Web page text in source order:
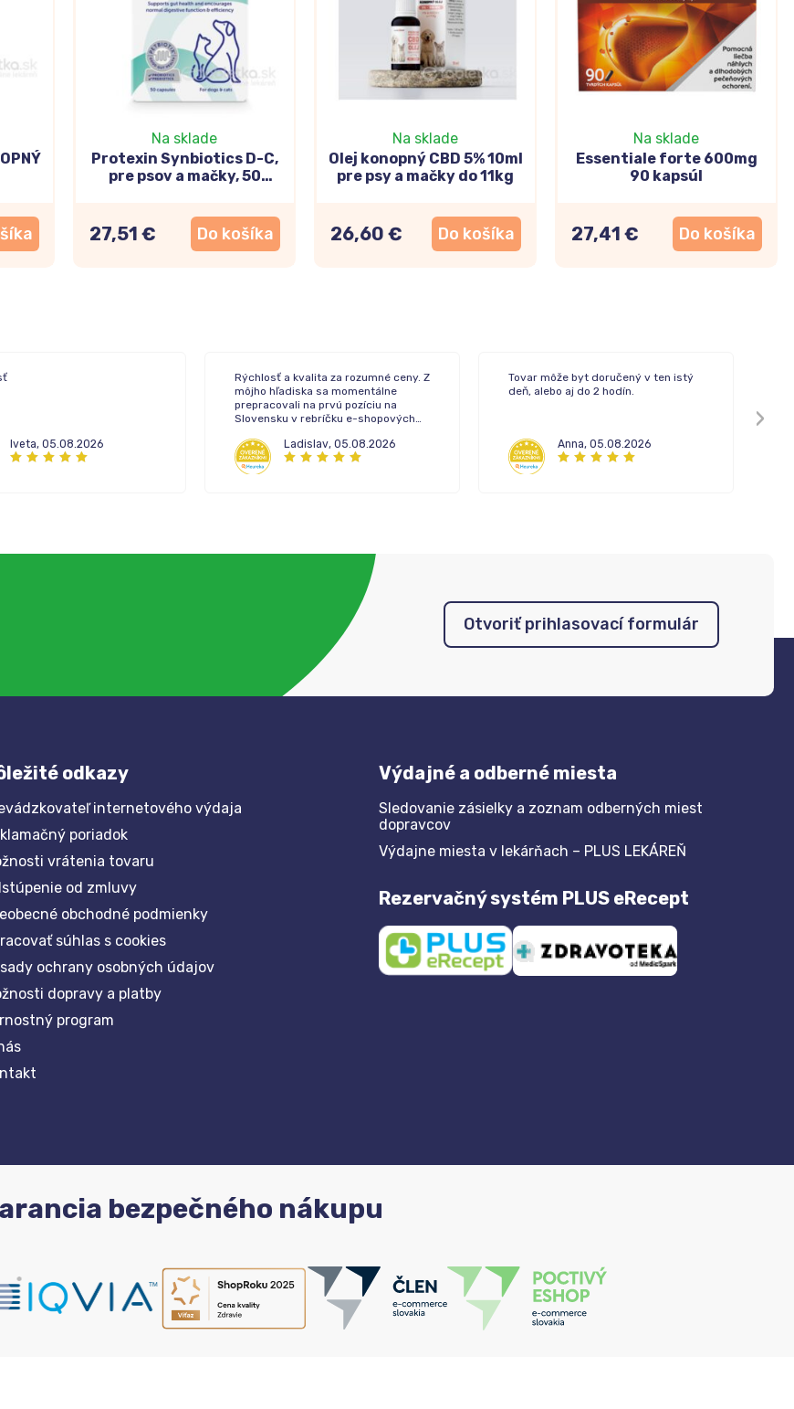
Na sklade
Protexin Synbiotics D-C,
pre psov a mačky, 50
27,51 € Do košíka
Na sklade
Olej konopný CBD 5% 10ml
pre psy a mačky do 11kg
26,60 € Do košíka
Na sklade
Essentiale forte 600mg
90 kapsúl
27,41 € Do košíka
Iveta, 05.08.2026
Rýchlosť a kvalita za rozumné ceny. Z
môjho hľadiska sa momentálne
prepracovali na prvú pozíciu na
Slovensku v rebríčku e-shopových
Ladislav, 05.08.2026
Tovar môže byt doručený v ten istý
deň, alebo aj do 2 hodín.
Anna, 05.08.2026
Otvoriť prihlasovací formulár
odkazy
internetového výdaja
poriadok
vrátenia tovaru
od zmluvy
obchodné podmienky
súhlas s cookies
ochrany osobných údajov
dopravy a platby
program
Výdajné a odberné miesta
Sledovanie zásielky a zoznam odberných miest
dopravcov
Výdajne miesta v lekárňach – PLUS LEKÁREŇ
Rezervačný systém PLUS eRecept
bezpečného nákupu